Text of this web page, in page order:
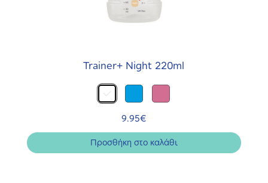
Trainer+ Night 220ml
9.95€
Προσθήκη στο καλάθι